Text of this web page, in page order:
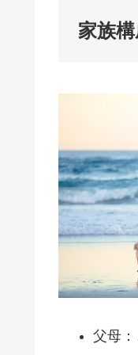
家族
父母：